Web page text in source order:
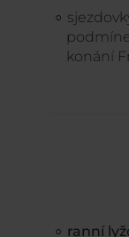
konání
ranní